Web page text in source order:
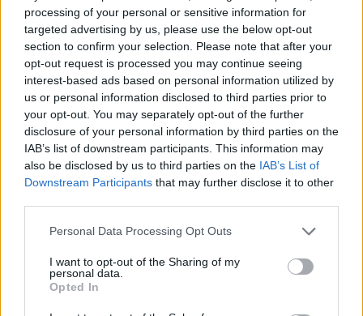
processing of your personal or sensitive information for
targeted advertising by us, please use the below opt-out
section to confirm your selection. Please note that after your
opt-out request is processed you may continue seeing
interest-based ads based on personal information utilized by
us or personal information disclosed to third parties prior to
your opt-out. You may separately opt-out of the further
disclosure of your personal information by third parties on the
IAB’s list of downstream participants. This information may
also be disclosed by us to third parties on the IAB’s List of
Downstream Participants that may further disclose it to other
Please note that this website/app uses one or more Google
not limited to your visit or usage behaviour. You may click to
grant or deny consent to Google and its third-party tags to
use your data for below specified purposes in below Google
consent section.
Personal Data Processing Opt Outs
I want to opt-out of the Sharing of my
personal data.
Opted In
Μητσοτάκης - Οικονόμου: Αποκαλύπτεται ο
εκλεκτός του πρωθυπουργού για τη θέση του